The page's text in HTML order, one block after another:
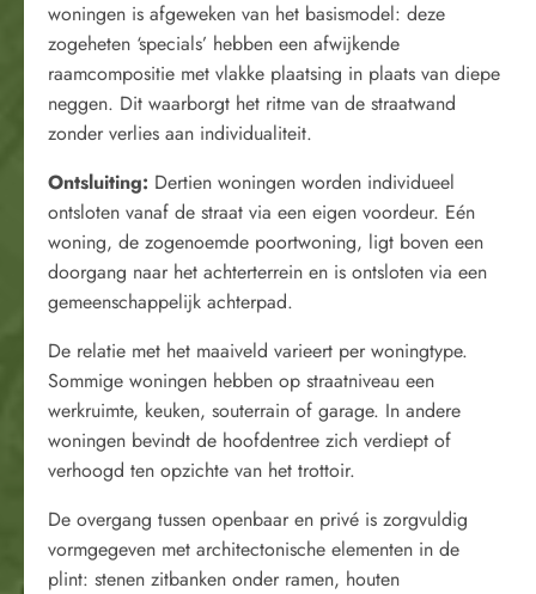
woningen is afgeweken van het basismodel: deze
zogeheten ‘specials’ hebben een afwijkende
raamcompositie met vlakke plaatsing in plaats van diepe
neggen. Dit waarborgt het ritme van de straatwand
zonder verlies aan individualiteit.
Ontsluiting: Dertien woningen worden individueel
ontsloten vanaf de straat via een eigen voordeur. Eén
woning, de zogenoemde poortwoning, ligt boven een
doorgang naar het achterterrein en is ontsloten via een
gemeenschappelijk achterpad.
De relatie met het maaiveld varieert per woningtype.
Sommige woningen hebben op straatniveau een
werkruimte, keuken, souterrain of garage. In andere
woningen bevindt de hoofdentree zich verdiept of
verhoogd ten opzichte van het trottoir.
De overgang tussen openbaar en privé is zorgvuldig
vormgegeven met architectonische elementen in de
plint: stenen zitbanken onder ramen, houten